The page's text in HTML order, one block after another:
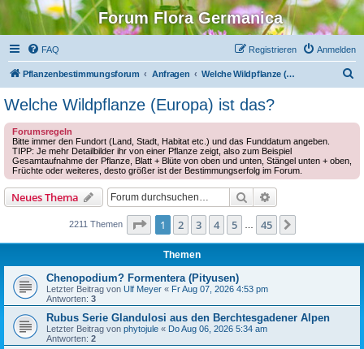
Forum Flora Germanica
FAQ Anmelden
Registrieren
Pflanzenbestimmungsforum Anfragen Welche Wildpflanze (Europa) ist das?
Welche Wildpflanze (Europa) ist das?
Forumsregeln
Bitte immer den Fundort (Land, Stadt, Habitat etc.) und das Funddatum angeben.
TIPP: Je mehr Detailbilder ihr von einer Pflanze zeigt, also zum Beispiel
Gesamtaufnahme der Pflanze, Blatt + Blüte von oben und unten, Stängel unten + oben,
Früchte oder weiteres, desto größer ist der Bestimmungserfolg im Forum.
Neues Thema Suche
2211 Themen Seite 1von 45
1 2 3 4 5 45
Themen
Chenopodium? Formentera (Pityusen)
Letzter Beitrag von Ulf Meyer « Fr Aug 07, 2026 4:53 pm
Antworten: 3
Rubus Serie Glandulosi aus den Berchtesgadener Alpen
Letzter Beitrag von phytojule « Do Aug 06, 2026 5:34 am
Antworten: 2